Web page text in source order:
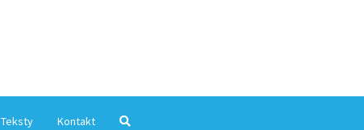
Teksty Kontakt